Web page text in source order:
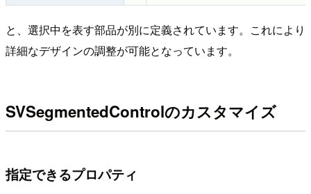
と、選択中を表す部品が別に定義されています。これにより
詳細なデザインの調整が可能となっています。
SVSegmentedControlのカスタマイズ
指定できるプロパティ